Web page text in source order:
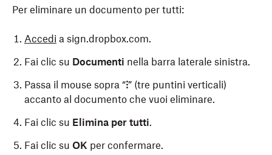
Per eliminare un documento per tutti:
Accedi a sign.dropbox.com.
Fai clic su Documenti nella barra laterale sinistra.
Passa il mouse sopra “⁝” (tre puntini verticali)
accanto al documento che vuoi eliminare.
Fai clic su Elimina per tutti.
Fai clic su OK per confermare.